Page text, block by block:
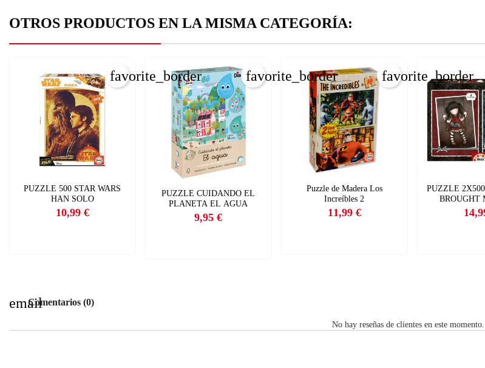
OTROS PRODUCTOS EN LA MISMA CATEGORÍA:
PUZZLE 500 STAR WARS
HAN SOLO
Precio
10,99 €
favorite_border
PUZZLE CUIDANDO EL
PLANETA EL AGUA
Precio
9,95 €
favorite_border
Puzzle de Madera Los
Increíbles 2
Precio
11,99 €
favorite_border
PUZZLE
BROUGHT
emailComentarios (0)
No hay reseñas de clientes en este momento.
AÑADIR A LA LISTA DE DESEOS
add_circle_outline
CREAR LISTA DE DESEOS
Nombre de la lista de deseos
CANCELAR
INICIAR SESIÓN
Debe iniciar sesión para guardar productos en su lista de